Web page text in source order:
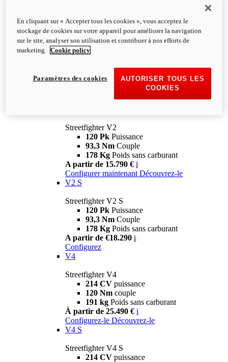
Streetfighter V2
120 Pk Puissance
93,3 Nm Couple
178 Kg Poids sans carburant
A partir de 15.790 € i
Configurer maintenant Découvrez-le
V2 S
Streetfighter V2 S
120 Pk Puissance
93,3 Nm Couple
178 Kg Poids sans carburant
A partir de €18.290 i
Configurez
V4
Streetfighter V4
214 CV puissance
120 Nm couple
191 kg Poids sans carburant
À partir de 25.490 € i
Configurez-le Découvrez-le
V4 S
Streetfighter V4 S
214 CV puissance
En cliquant sur « Accepter tous les cookies », vous acceptez le
stockage de cookies sur votre appareil pour améliorer la navigation
sur le site, analyser son utilisation et contribuer à nos efforts de
marketing.
Cookie policy
AUTORISER TOUS LES
COOKIES
Paramètres des cookies